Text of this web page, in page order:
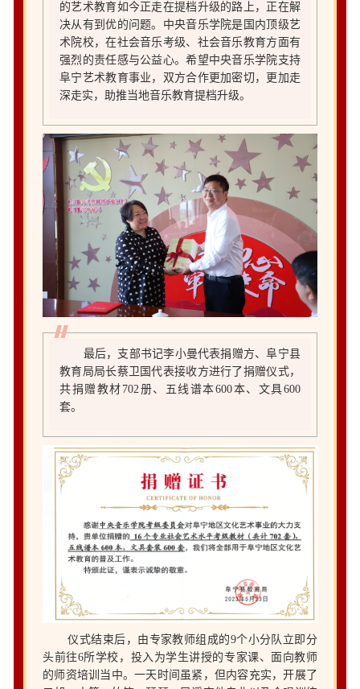
的艺术教育如今正走在提档升级的路上，正在解
决从有到优的问题。中央音乐学院是国内顶级艺
术院校，在社会音乐考级、社会音乐教育方面有
强烈的责任感与公益心。希望中央音乐学院支持
阜宁艺术教育事业，双方合作更加密切，更加走
深走实，助推当地音乐教育提档升级。
最后，支部书记李小曼代表捐赠方、阜宁县
教育局局长蔡卫国代表接收方进行了捐赠仪式，
共捐赠教材702册、五线谱本600本、文具600
套。
仪式结束后，由专家教师组成的9个小分队立即分
头前往6所学校，投入为学生讲授的专家课、面向教师
的师资培训当中。一天时间虽紧，但内容充实，开展了